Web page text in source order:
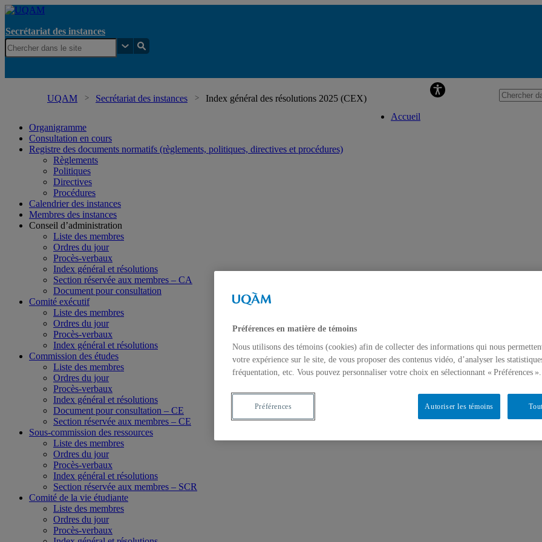
Secrétariat des instances
UQAM Secrétariat des instances Index général des résolutions 2025 (CEX)
Accueil
Organigramme
Consultation en cours
Registre des documents normatifs (règlements, politiques, directives et procédures)
Règlements
Politiques
Directives
Procédures
Calendrier des instances
Membres des instances
Conseil d’administration
Liste des membres
Ordres du jour
Procès-verbaux
Index général et résolutions
Section réservée aux membres – CA
Document pour consultation
Comité exécutif
Liste des membres
Ordres du jour
Procès-verbaux
Index général et résolutions
Commission des études
Liste des membres
Ordres du jour
Procès-verbaux
Index général et résolutions
Document pour consultation – CE
Section réservée aux membres – CE
Sous-commission des ressources
Liste des membres
Ordres du jour
Procès-verbaux
Index général et résolutions
Section réservée aux membres – SCR
Comité de la vie étudiante
Liste des membres
Ordres du jour
Procès-verbaux
Préférences en matière de témoins
Nous utilisons des témoins (cookies) afin de collecter des informations qui nous
votre expérience sur le site, de vous proposer des contenus vidéo, d’analyser les
fréquentation, etc. Vous pouvez personnaliser votre choix en sélectionnant « Préférences ».
Autoriser les témoins
Préférences